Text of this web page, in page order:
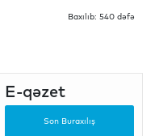
Baxılıb: 540 dəfə
E-qəzet
Son Buraxılış